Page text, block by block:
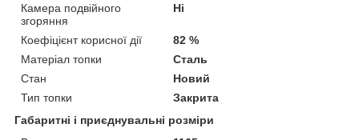
Камера подвійного
згоряння
Ні
Коефіцієнт корисної дії
82 %
Матеріал топки
Сталь
Стан
Новий
Тип топки
Закрита
Габаритні і приєднувальні розміри